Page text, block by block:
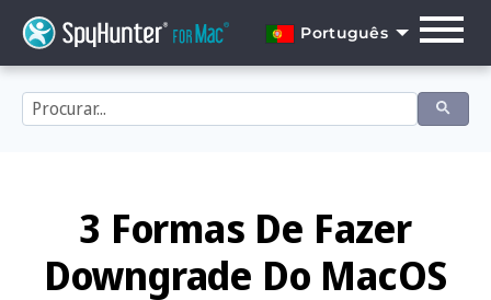
content
Português
English
Français
Italiano
3 Formas De Fazer
Downgrade Do MacOS